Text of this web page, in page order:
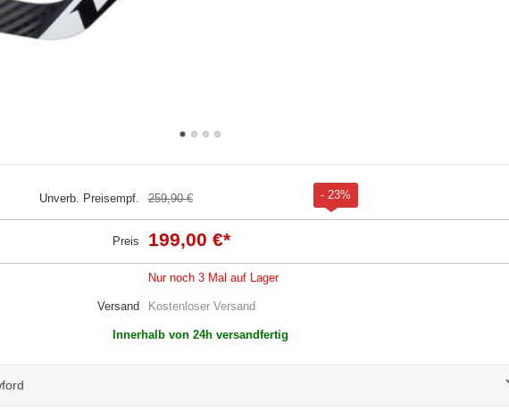
Unverb. Preisempf. 259,90 € - 23%
Preis 199,00 €*
Nur noch 3 Mal auf Lager
Versand Kostenloser Versand
Innerhalb von 24h versandfertig